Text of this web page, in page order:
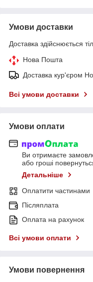
Умови доставки
Доставка здійснюється
Нова Пошта
Доставка кур'єром
Всі умови доставки
Умови оплати
Ви отримаєте
або гроші
Детальніше
Оплатити частинами
Післяплата
Оплата на рахунок
Всі умови оплати
Умови повернення